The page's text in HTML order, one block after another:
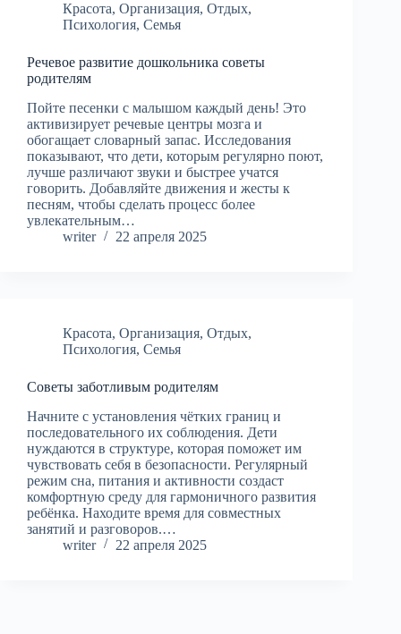
Красота, Организация, Отдых,
Психология, Семья
Речевое развитие дошкольника советы
родителям
Пойте песенки с малышом каждый день! Это
активизирует речевые центры мозга и
обогащает словарный запас. Исследования
показывают, что дети, которым регулярно поют,
лучше различают звуки и быстрее учатся
говорить. Добавляйте движения и жесты к
песням, чтобы сделать процесс более
увлекательным…
writer
22 апреля 2025
Красота, Организация, Отдых,
Психология, Семья
Советы заботливым родителям
Начните с установления чётких границ и
последовательного их соблюдения. Дети
нуждаются в структуре, которая поможет им
чувствовать себя в безопасности. Регулярный
режим сна, питания и активности создаст
комфортную среду для гармоничного развития
ребёнка. Находите время для совместных
занятий и разговоров.…
writer
22 апреля 2025